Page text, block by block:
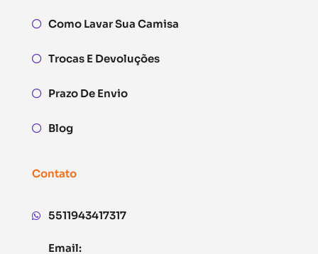
Como Lavar Sua Camisa
Trocas E Devoluções
Prazo De Envio
Blog
Contato
5511943417317
Email: